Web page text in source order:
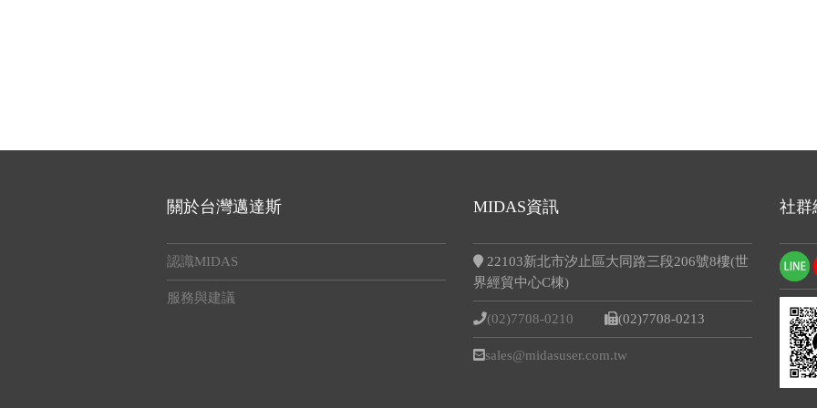
關於台灣邁達斯
認識MIDAS
服務與建議
MIDAS資訊
22103新北市汐止區大同路三段206號8樓(世
界經貿中心C棟)
(02)7708-0210 (02)7708-0213
sales@midasuser.com.tw
社群